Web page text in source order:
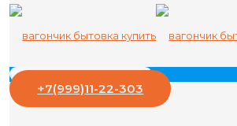
+7(999)11-22-303